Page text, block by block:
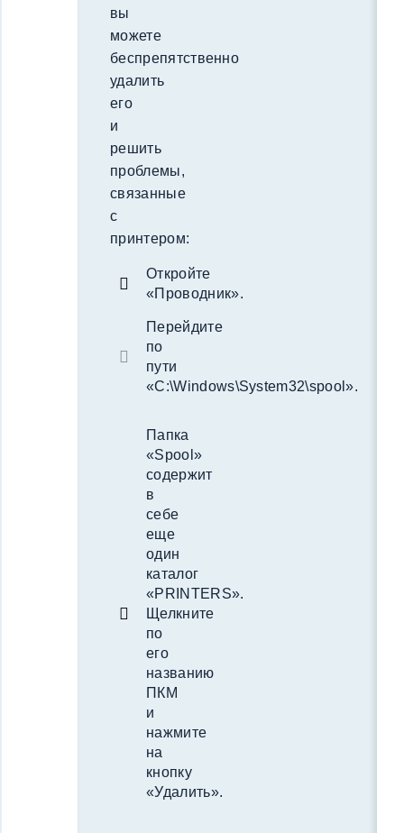
вы
можете
беспрепятственно
удалить
его
и
решить
проблемы,
связанные
с
принтером:
Откройте
«Проводник».
Перейдите
по
пути
«C:\Windows\System32\spool».
Папка
«Spool»
содержит
в
себе
еще
один
каталог
«PRINTERS».
Щелкните
по
его
названию
ПКМ
и
нажмите
на
кнопку
«Удалить».